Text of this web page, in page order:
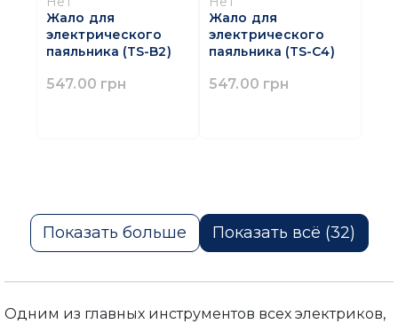
Жало для
электрического
паяльника (TS-B2)
547.00 грн
Жало для
электрического
паяльника (TS-C4)
547.00 грн
Показать больше Показать всё (32)
Одним из главных инструментов всех электриков,